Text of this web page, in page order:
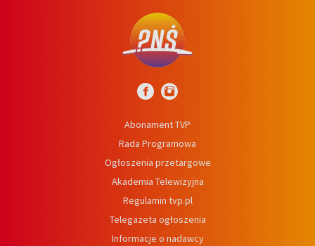
Abonament TVP
Rada Programowa
Ogłoszenia przetargowe
Akademia Telewizyjna
Regulamin tvp.pl
Telegazeta ogłoszenia
Informacje o nadawcy